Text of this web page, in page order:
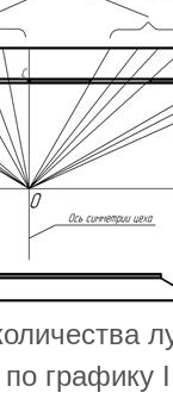
графику